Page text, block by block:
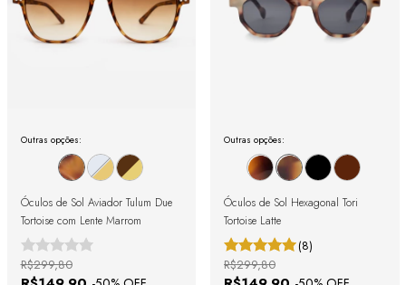
Outras opções:
Óculos de Sol Aviador Tulum Due
Tortoise com Lente Marrom
R$299,80
Outras opções:
Óculos de Sol Hexagonal Tori
Tortoise Latte
(8)
R$299,80